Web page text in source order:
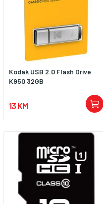
Kodak USB 2.0 Flash Drive
K950 32GB
13 KM